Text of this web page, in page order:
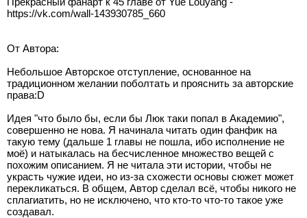
https://vk.com/wall-143930785_660
От Автора:
Небольшое Авторское отступление, основанное на
традиционном желании поболтать и прояснить за авторские
права:D
Идея "что было бы, если бы Люк таки попал в Академию",
совершенно не нова. Я начинала читать один фанфик на
такую тему (дальше 1 главы не пошла, ибо исполнение не
моё) и натыкалась на бесчисленное множество вещей с
похожим описанием. Я не читала эти истории, чтобы не
украсть чужие идеи, но из-за схожести основы сюжет может
перекликаться. В общем, Автор сделал всё, чтобы никого не
сплагиатить, но не исключено, что кто-то что-то такое уже
создавал.